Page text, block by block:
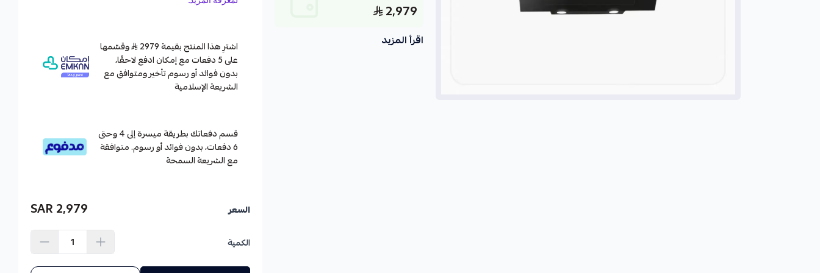
2,979
اقرأ المزيد اشترِ هذا المنتج بقيمة 2979
وقسّمها
على 5 دفعات مع إمكان ادفع لاحقًا،
بدون فوائد أو رسوم تأخير ومتوافق مع
الشريعة الإسلامية
قسم دفعاتك بطريقة ميسرة إلى 4 وحتى
6 دفعات، بدون فوائد أو رسوم. متوافقة
مع الشريعة السمحة
السعر 2,979 SAR
الكمية